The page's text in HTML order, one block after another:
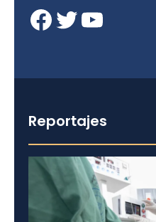
Facebook Twitter YouTube
Reportajes